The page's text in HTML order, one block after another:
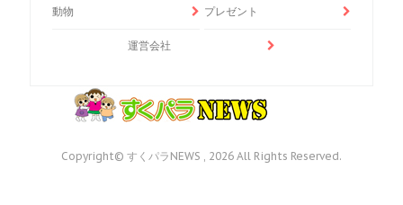
動物 プレゼント
運営会社
Copyright© すくパラNEWS , 2026 All Rights Reserved.